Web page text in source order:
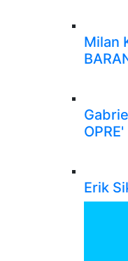
Milan
OPRE'
Erik